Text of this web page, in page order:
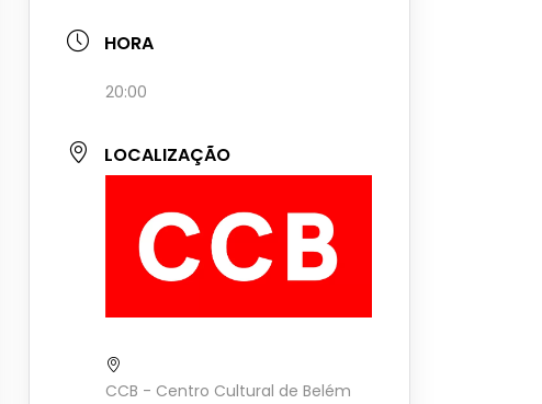
HORA
20:00
LOCALIZAÇÃO
CCB - Centro Cultural de Belém